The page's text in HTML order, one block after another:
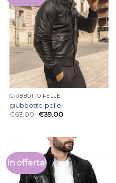
GIUBBOTTO PELLE
giubbotto pelle
€63.00 €39.00
In offerta!